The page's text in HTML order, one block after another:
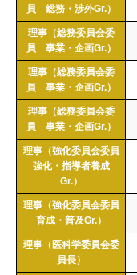
員 総務・渉外Gr.）
理事（総務委員会委
員 事業・企画Gr.）
理事（総務委員会委
員 事業・企画Gr.）
理事（総務委員会委
員 事業・企画Gr.）
理事（強化委員会委員
強化・指導者養成
Gr.）
理事（強化委員会委員
育成・普及Gr.）
理事（医科学委員会委
員長）